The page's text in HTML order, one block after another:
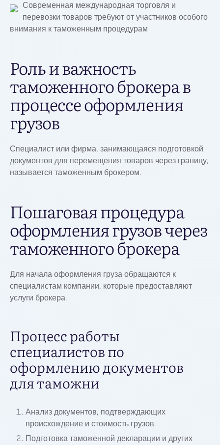
Современная международная торговля и
перевозки товаров требуют от участников особого
внимания к таможенным процедурам
Роль и важность
таможенного брокера в
процессе оформления
грузов
Специалист или фирма, занимающаяся подготовкой
документов для перемещения товаров через границу,
называется таможенным брокером.
Пошаговая процедура
оформления грузов через
таможенного брокера
Для начала оформления груза обращаются к
специалистам компании, которые предоставляют
услуги брокера.
Процесс работы
специалистов по
оформлению документов
для таможни
Анализ документов, подтверждающих
происхождение и стоимость грузов.
Подготовка таможенной декларации и других